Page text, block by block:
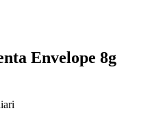
Envelope 8g